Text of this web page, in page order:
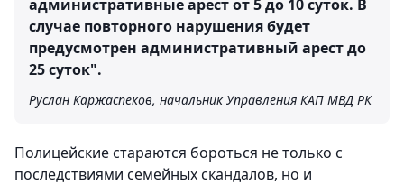
административные арест от 5 до 10 суток. В
случае повторного нарушения будет
предусмотрен административный арест до
25 суток".
Руслан Каржаспеков, начальник Управления КАП МВД РК
Полицейские стараются бороться не только с
последствиями семейных скандалов, но и